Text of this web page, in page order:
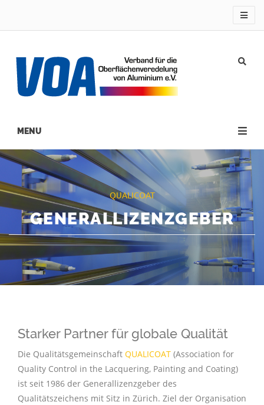
Main
navigation
QUALICOAT
GENERALLIZENZGEBER
Starker Partner für globale Qualität
Die Qualitätsgemeinschaft QUALICOAT (Association for
Quality Control in the Lacquering, Painting and Coating)
ist seit 1986 der Generallizenzgeber des
Qualitätszeichens mit Sitz in Zürich. Ziel der Organisation